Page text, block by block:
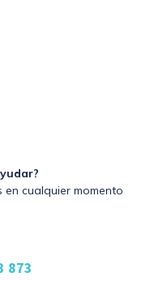
cualquier momento
873